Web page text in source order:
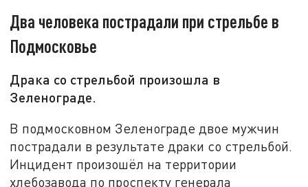
Два человека пострадали при стрельбе в
Подмосковье
Драка со стрельбой произошла в
Зеленограде.
В подмосковном Зеленограде двое мужчин
пострадали в результате драки со стрельбой.
Инцидент произошёл на территории
хлебозавода по проспекту генерала